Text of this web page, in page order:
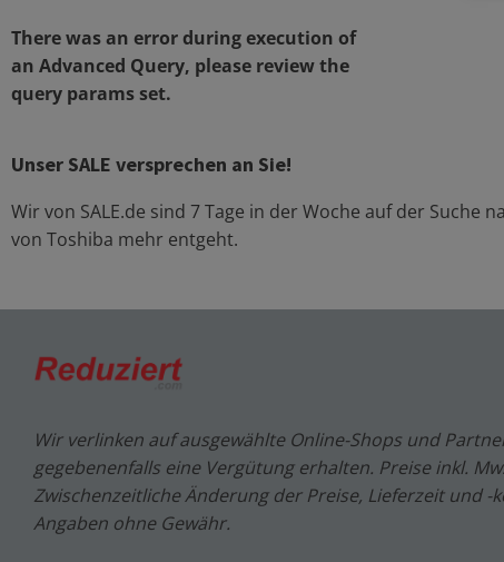
There was an error during execution of
an Advanced Query, please review the
query params set.
Unser SALE versprechen an Sie!
Wir von SALE.de sind 7 Tage in der Woche auf der Suche
von Toshiba mehr entgeht.
Wir verlinken auf ausgewählte Online-Shops und
gegebenenfalls eine Vergütung erhalten. Preise inkl.
Zwischenzeitliche Änderung der Preise, Lieferzeit und -
Angaben ohne Gewähr.